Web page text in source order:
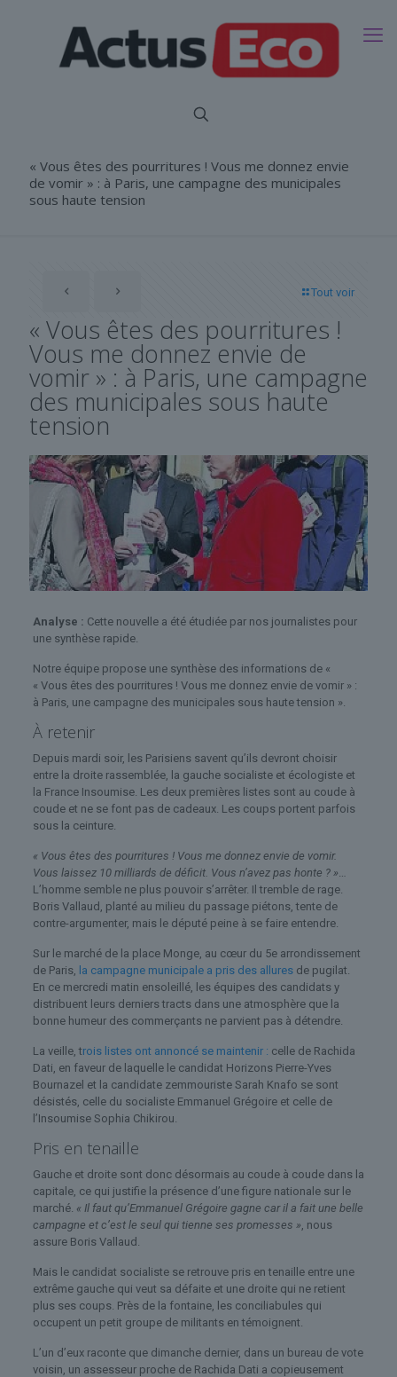
« Vous êtes des pourritures ! Vous me donnez envie
de vomir » : à Paris, une campagne des municipales
sous haute tension
Tout voir
« Vous êtes des pourritures !
Vous me donnez envie de
vomir » : à Paris, une campagne
des municipales sous haute
tension
Analyse : Cette nouvelle a été étudiée par nos journalistes pour
une synthèse rapide.
Notre équipe propose une synthèse des informations de «
« Vous êtes des pourritures ! Vous me donnez envie de vomir » :
à Paris, une campagne des municipales sous haute tension ».
À retenir
Depuis mardi soir, les Parisiens savent qu’ils devront choisir
entre la droite rassemblée, la gauche socialiste et écologiste et
la France Insoumise. Les deux premières listes sont au coude à
coude et ne se font pas de cadeaux. Les coups portent parfois
sous la ceinture.
« Vous êtes des pourritures ! Vous me donnez envie de vomir.
Vous laissez 10 milliards de déficit. Vous n’avez pas honte ? »
L’homme semble ne plus pouvoir s’arrêter. Il tremble de rage.
Boris Vallaud, planté au milieu du passage piétons, tente de
contre-argumenter, mais le député peine à se faire entendre.
Sur le marché de la place Monge, au cœur du 5e arrondissement
de Paris,
la campagne municipale a pris des alluresde pugilat.
En ce mercredi matin ensoleillé, les équipes des candidats y
distribuent leurs derniers tracts dans une atmosphère que la
bonne humeur des commerçants ne parvient pas à détendre.
La veille, trois listes ont annoncé se maintenir : celle de Rachida
Dati, en faveur de laquelle le candidat Horizons Pierre-Yves
Bournazel et la candidate zemmouriste Sarah Knafo se sont
désistés, celle du socialiste Emmanuel Grégoire et celle de
l’Insoumise Sophia Chikirou.
Pris en tenaille
Gauche et droite sont donc désormais au coude à coude dans la
capitale, ce qui justifie la présence d’une figure nationale sur le
marché. « Il faut qu’Emmanuel Grégoire gagne car il a fait une belle
campagne et c’est le seul qui tienne ses promesses » , nous
assure Boris Vallaud.
Mais le candidat socialiste se retrouve pris en tenaille entre une
extrême gauche qui veut sa défaite et une droite qui ne retient
plus ses coups. Près de la fontaine, les conciliabules qui
occupent un petit groupe de militants en témoignent.
L’un d’eux raconte que dimanche dernier, dans un bureau de vote
voisin, un assesseur proche de Rachida Dati a copieusement